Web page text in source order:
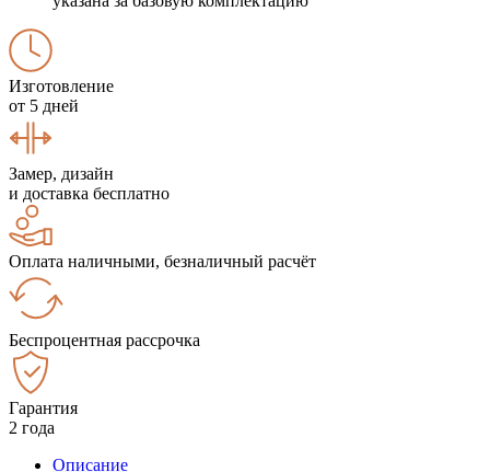
Изготовление
от 5 дней
Замер, дизайн
и доставка бесплатно
Оплата наличными, безналичный расчёт
Беспроцентная рассрочка
Гарантия
2 года
Описание